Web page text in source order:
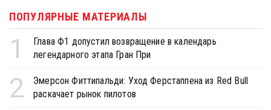
ПОПУЛЯРНЫЕ МАТЕРИАЛЫ
1
Глава Ф1 допустил возвращение в календарь
легендарного этапа Гран При
2
Эмерсон Фиттипальди: Уход Ферстаппена из Red Bull
раскачает рынок пилотов